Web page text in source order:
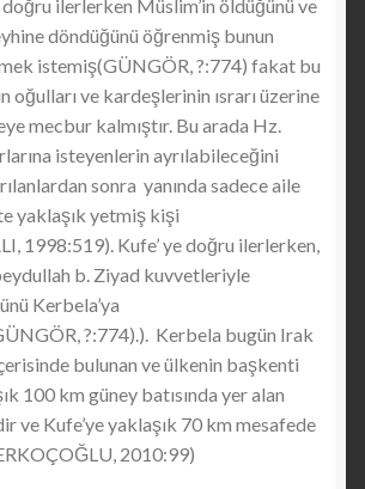
doğru ilerlerken Müslim’in öldüğünü ve
döndüğünü öğrenmiş bunun
istemiş(GÜNGÖR, ?:774) fakat bu
oğulları ve kardeşlerinin ısrarı üzerine
mecbur kalmıştır. Bu arada Hz.
isteyenlerin ayrılabileceğini
sonra yanında sadece aile
yaklaşık yetmiş kişi
1998:519). Kufe’ ye doğru ilerlerken,
b. Ziyad kuvvetleriyle
Kerbela’ya
?:774).). Kerbela bugün Irak
bulunan ve ülkenin başkenti
100 km güney batısında yer alan
ve Kufe’ye yaklaşık 70 km mesafede
2010:99)